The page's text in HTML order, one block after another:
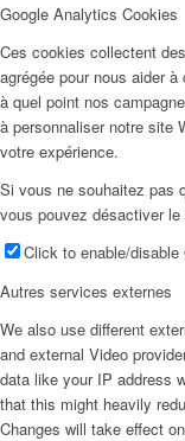
Google Analytics Cookies
Ces cookies collectent
agrégée pour nous aider
à quel point nos
à personnaliser notre site
votre expérience.
Si vous ne souhaitez pas
vous pouvez désactiver
Click to enable/
Autres services externes
We also use different
and external Video
data like your IP address
that this might heavily
Changes will take effect